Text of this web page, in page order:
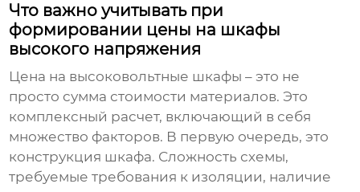
Что важно учитывать при
формировании цены на шкафы
высокого напряжения
Цена на высоковольтные шкафы – это не
просто сумма стоимости материалов. Это
комплексный расчет, включающий в себя
множество факторов. В первую очередь, это
конструкция шкафа. Сложность схемы,
требуемые требования к изоляции, наличие